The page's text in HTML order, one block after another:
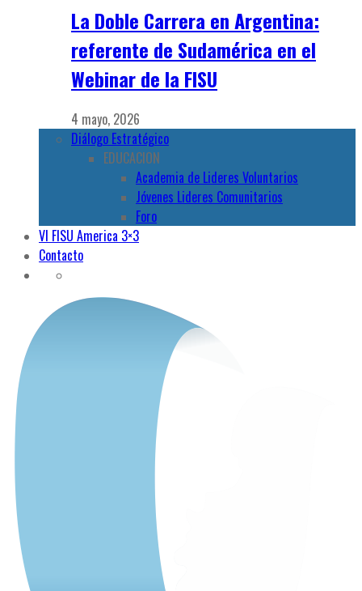
La Doble Carrera en Argentina:
referente de Sudamérica en el
Webinar de la FISU
4 mayo, 2026
Diálogo Estratégico
EDUCACION
Academia de Lideres Voluntarios
Jóvenes Lideres Comunitarios
Foro
VI FISU America 3×3
Contacto